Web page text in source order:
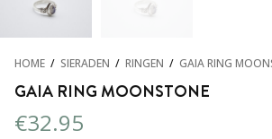
HOME / SIERADEN / RINGEN / GAIA RING
GAIA RING MOONSTONE
€32.95